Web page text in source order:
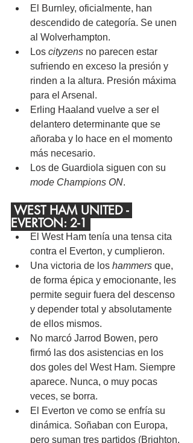
El Burnley, oficialmente, han
descendido de categoría. Se unen
al Wolverhampton.
Los cityzens no parecen estar
sufriendo en exceso la presión y
rinden a la altura. Presión máxima
para el Arsenal.
Erling Haaland vuelve a ser el
delantero determinante que se
añoraba y lo hace en el momento
más necesario.
Los de Guardiola siguen con su
mode Champions ON.
WEST HAM UNITED -
EVERTON: 2-1
El West Ham tenía una tensa cita
contra el Everton, y cumplieron.
Una victoria de los hammers que,
de forma épica y emocionante, les
permite seguir fuera del descenso
y depender total y absolutamente
de ellos mismos.
No marcó Jarrod Bowen, pero
firmó las dos asistencias en los
dos goles del West Ham. Siempre
aparece. Nunca, o muy pocas
veces, se borra.
El Everton ve como se enfría su
dinámica. Soñaban con Europa,
pero suman tres partidos (Brighton,